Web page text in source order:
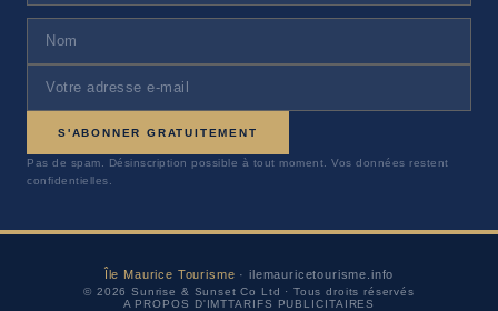
S'ABONNER GRATUITEMENT
Pas de spam. Désinscription possible à tout moment. Vos données restent
confidentielles.
Île Maurice Tourisme · ilemauricetourisme.info
© 2026 Sunrise & Sunset Co Ltd · Tous droits réservés
A PROPOS D'IMTTARIFS PUBLICITAIRES